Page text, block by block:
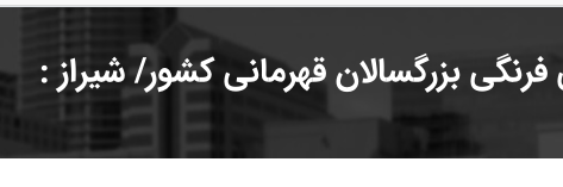
بزرگسالان قهرمانی کشور/ شیراز :